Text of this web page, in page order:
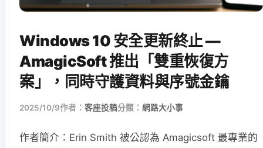
Windows 10 安全更新終止 —
AmagicSoft 推出「雙重恢復方
案」，同時守護資料與序號金鑰
2025/10/9作者： 客座投稿分類： 網路大小事
作者簡介：Erin Smith 被公認為 Amagicsoft 最專業的